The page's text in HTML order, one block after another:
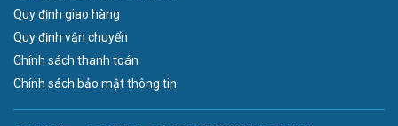
Quy định giao hàng
Quy định vận chuyển
Chính sách thanh toán
Chính sách bảo mật thông tin